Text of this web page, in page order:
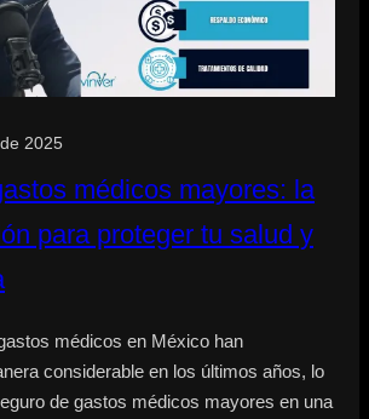
2025
médicos mayores: la
para proteger tu salud y
médicos en México han
considerable en los últimos años, lo
de gastos médicos mayores en una